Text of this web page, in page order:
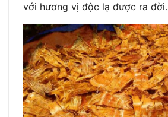
với hương vị độc lạ được ra đời.